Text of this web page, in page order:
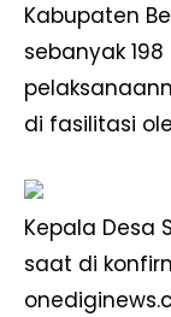
Kabupaten
sebanyak
di fasilitasi
Kepala Desa
saat di